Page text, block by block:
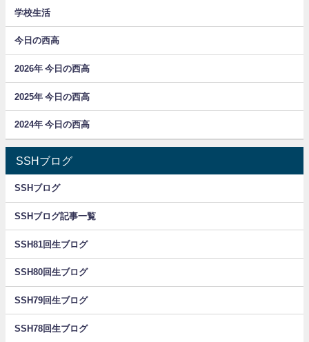
学校生活
今日の西高
2026年 今日の西高
2025年 今日の西高
2024年 今日の西高
SSHブログ
SSHブログ
SSHブログ記事一覧
SSH81回生ブログ
SSH80回生ブログ
SSH79回生ブログ
SSH78回生ブログ